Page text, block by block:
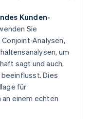
Kunden-
Sie
Analysen,
um
sagt und auch,
Dies
für
einem echten